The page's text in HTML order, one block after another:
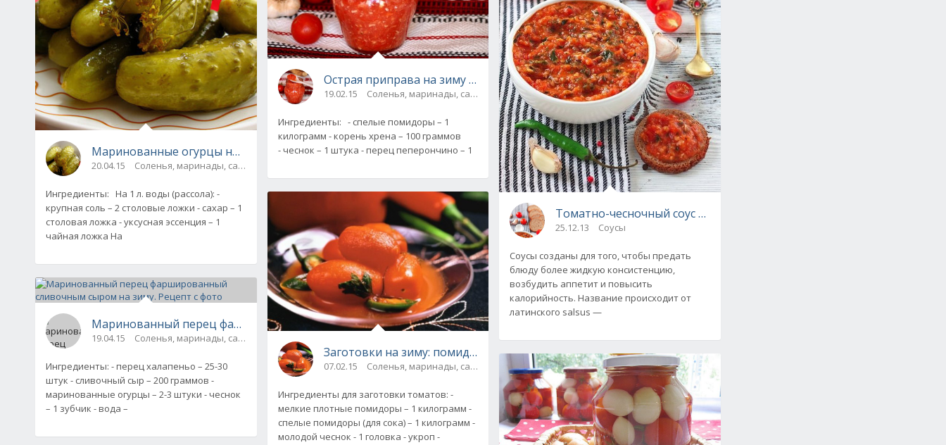
Маринованные огурцы на зиму. Рецепт с фото
20.04.15 Соленья, маринады, салаты, соте
Ингредиенты: На 1 л. воды (рассола): -
крупная соль – 2 столовые ложки - сахар – 1
столовая ложка - уксусная эссенция – 1
чайная ложка На
Маринованный перец фаршированный сливочным сыром на зиму. Рецепт с фото
19.04.15 Соленья, маринады, салаты, соте
Ингредиенты: - перец халапеньо – 25-30
штук - сливочный сыр – 200 граммов -
маринованные огурцы – 2-3 штуки - чеснок
– 1 зубчик - вода –
Острая приправа на зиму из помидоров и чеснока. Рецепт с фото
19.02.15 Соленья, маринады, салаты, соте
Ингредиенты: - спелые помидоры – 1
килограмм - корень хрена – 100 граммов
- чеснок – 1 штука - перец пеперончино – 1
Заготовки на зиму: помидоры в собственном соку
07.02.15 Соленья, маринады, салаты, соте
Ингредиенты для заготовки томатов: -
мелкие плотные помидоры – 1 килограмм -
спелые помидоры (для сока) – 1 килограмм -
молодой чеснок - 1 головка - укроп -
Томатно-чесночный соус к рыбным блюдам. Рецепт
25.12.13 Соусы
Соусы созданы для того, чтобы предать
блюду более жидкую консистенцию,
возбудить аппетит и повысить
калорийность. Название происходит от
латинского salsus —